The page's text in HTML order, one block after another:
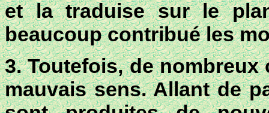
et la traduise sur le
beaucoup contribué les
3. Toutefois, de
mauvais sens. Allant de